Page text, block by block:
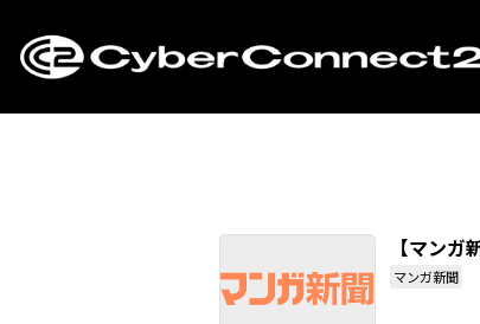
【マン
マンガ新聞